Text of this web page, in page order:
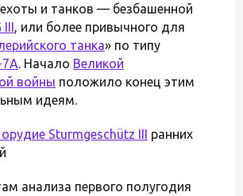
и танков — безбашенной
III, или более привычного для
танка» по типу
. Начало Великой
войны положило конец этим
идеям.
Sturmgeschütz III ранних
анализа первого полугодия